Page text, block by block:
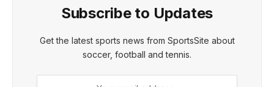
Subscribe to Updates
Get the latest sports news from SportsSite about
soccer, football and tennis.